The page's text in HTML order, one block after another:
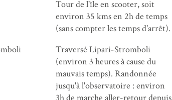
Tour de l'île en scooter, soit
environ 35 kms en 2h de temps
(sans compter les temps d'arrêt).
Traversé Lipari-Stromboli
(environ 3 heures à cause du
mauvais temps). Randonnée
jusqu'à l'observatoire : environ